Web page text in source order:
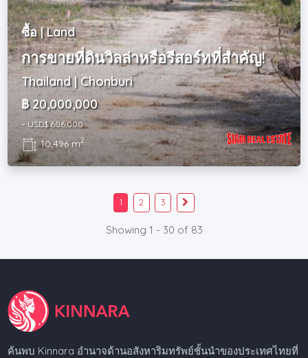
ซื้อ | Land
การขายที่ดินวิลล่าหรือรีสอร์ทที่สำคัญ!
Thailand | Chonburi
฿ 20,000,000
~ USD$ 606,000
10,496 m2
1 2 3
Showing 1 - 30 of 83
ค้นพบ Kinnara อำนาจด้านอสังหาริมทรัพย์ชั้นนำของประเทศไทยที่